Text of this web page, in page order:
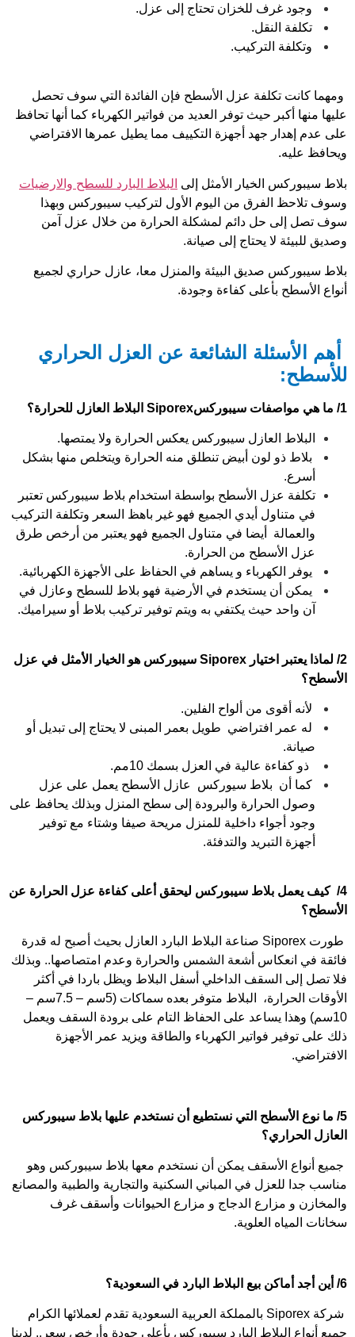
وجود غرف للخزان تحتاج إلى عزل.
تكلفة النقل.
وتكلفة التركيب.
ومهما كانت تكلفة عزل الأسطح فإن الفائدة التي سوف تحصل
عليها منها أكبر حيث توفر العديد من فواتير الكهرباء كما أنها تحافظ
على عدم إهدار جهد أجهزة التكييف مما يطيل عمرها الافتراضي
ويحافظ عليه.
بلاط سيبوركس الخيار الأمثل إلى البلاط البارد للسطح والارضيات
وسوف تلاحظ الفرق من اليوم الأول لتركيب سيبوركس وبهذا
سوف تصل إلى حل دائم لمشكلة الحرارة من خلال عزل آمن
وصديق للبيئة لا يحتاج إلى صيانة.
بلاط سيبوركس صديق البيئة والمنزل معا، عازل حراري لجميع
أنواع الأسطح بأعلى كفاءة وجودة.
أهم الأسئلة الشائعة عن العزل الحراري
للأسطح:
1/ ما هي مواصفات سيبوركسSiporex البلاط العازل للحرارة؟
البلاط العازل سيبوركس يعكس الحرارة ولا يمتصها.
بلاط ذو لون أبيض تنطلق منه الحرارة ويتخلص منها بشكل
أسرع.
تكلفة عزل الأسطح بواسطة استخدام بلاط سيبوركس تعتبر
في متناول أيدي الجميع فهو غير باهظ السعر وتكلفة التركيب
والعمالة أيضا في متناول الجميع فهو يعتبر من أرخص طرق
عزل الأسطح من الحرارة.
يوفر الكهرباء و يساهم في الحفاظ على الأجهزة الكهربائية.
يمكن أن يستخدم في الأرضية فهو بلاط للسطح وعازل في
آن واحد حيث يكتفي به ويتم توفير تركيب بلاط أو سيراميك.
2/ لماذا يعتبر اختيار Siporex سيبوركس هو الخيار الأمثل في عزل
الأسطح؟
لأنه أقوى من ألواح الفلين.
له عمر افتراضي طويل بعمر المبنى لا يحتاج إلى تبديل أو
صيانة.
ذو كفاءة عالية في العزل بسمك 10مم.
كما أن بلاط سيوركس عازل الأسطح يعمل على عزل
وصول الحرارة والبرودة إلى سطح المنزل وبذلك يحافظ على
وجود أجواء داخلية للمنزل مريحة صيفا وشتاء مع توفير
أجهزة التبريد والتدفئة.
4/ كيف يعمل بلاط سيبوركس ليحقق أعلى كفاءة عزل الحرارة عن
الأسطح؟
طورت Siporex
صناعة البلاط البارد العازل بحيث أصبح له قدرة
فائقة في انعكاس أشعة الشمس والحرارة وعدم امتصاصها.. وبذلك
فلا تصل إلى السقف الداخلي أسفل البلاط ويظل باردا في أكثر
الأوقات الحرارة، البلاط متوفر بعده سماكات (5سم – 7.5سم –
10سم) وهذا يساعد على الحفاظ التام على برودة السقف ويعمل
ذلك على توفير فواتير الكهرباء والطاقة ويزيد عمر الأجهزة
الافتراضي.
5/ ما نوع الأسطح التي نستطيع أن نستخدم عليها بلاط سيبوركس
العازل الحراري؟
جميع أنواع الأسقف يمكن أن نستخدم معها بلاط سيبوركس وهو
مناسب جدا للعزل في المباني السكنية والتجارية والطبية والمصانع
والمخازن و مزارع الدجاج و مزارع الحيوانات وأسقف غرف
سخانات المياه العلوية.
6/ أين أجد أماكن بيع البلاط البارد في السعودية؟
شركة Siporex بالمملكة العربية السعودية تقدم لعملائها الكرام
جميع أنواع البلاط البارد سيبوركس بأعلى جودة وأرخص سعر.. لدينا